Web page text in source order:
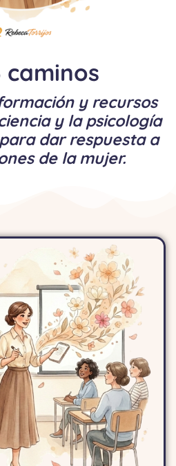
caminos
y recursos
y la psicología
dar respuesta a
de la mujer.